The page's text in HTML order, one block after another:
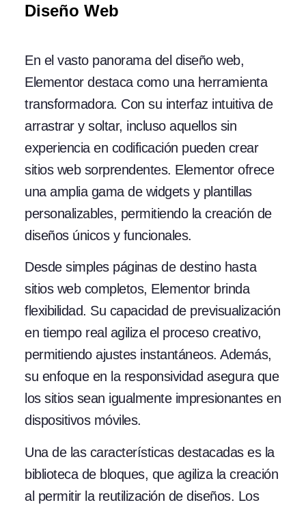
Diseño Web
En el vasto panorama del diseño web,
Elementor destaca como una herramienta
transformadora. Con su interfaz intuitiva de
arrastrar y soltar, incluso aquellos sin
experiencia en codificación pueden crear
sitios web sorprendentes. Elementor ofrece
una amplia gama de widgets y plantillas
personalizables, permitiendo la creación de
diseños únicos y funcionales.
Desde simples páginas de destino hasta
sitios web completos, Elementor brinda
flexibilidad. Su capacidad de previsualización
en tiempo real agiliza el proceso creativo,
permitiendo ajustes instantáneos. Además,
su enfoque en la responsividad asegura que
los sitios sean igualmente impresionantes en
dispositivos móviles.
Una de las características destacadas es la
biblioteca de bloques, que agiliza la creación
al permitir la reutilización de diseños. Los